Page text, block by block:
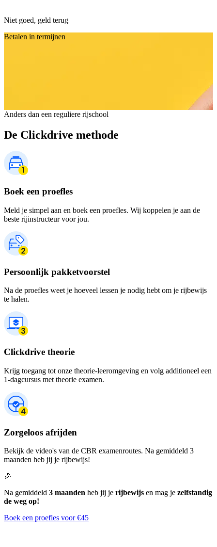
Niet goed, geld terug
Betalen in termijnen
Anders dan een reguliere rijschool
De Clickdrive methode
Boek een proefles
Meld je simpel aan en boek een proefles. Wij koppelen je aan de
beste rijinstructeur voor jou.
Persoonlijk pakketvoorstel
Na de proefles weet je hoeveel lessen je nodig hebt om je rijbewijs
te halen.
Clickdrive theorie
Krijg toegang tot onze theorie-leeromgeving en volg additioneel een
1-dagcursus met theorie examen.
Zorgeloos afrijden
Bekijk de video's van de CBR examenroutes. Na gemiddeld 3
maanden heb jij je rijbewijs!
🎉
Na gemiddeld 3 maanden heb jij je rijbewijs en mag je zelfstandig
de weg op!
Boek een proefles voor €45